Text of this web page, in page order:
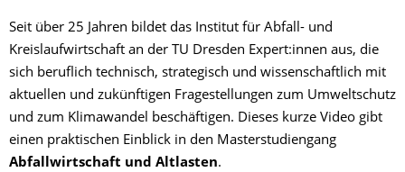
Seit über 25 Jahren bildet das Institut für Abfall- und
Kreislaufwirtschaft an der TU Dresden Expert:innen aus, die
sich beruflich technisch, strategisch und wissenschaftlich mit
aktuellen und zukünftigen Fragestellungen zum Umweltschutz
und zum Klimawandel beschäftigen. Dieses kurze Video gibt
einen praktischen Einblick in den Masterstudiengang
Abfallwirtschaft und Altlasten.